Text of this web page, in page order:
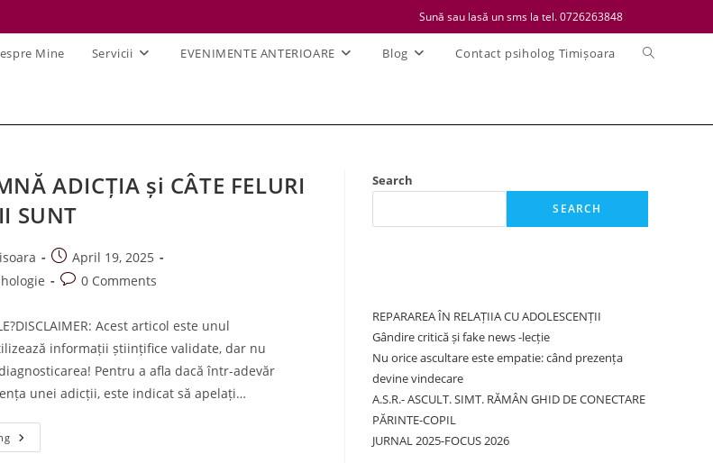
Sună sau lasă un sms la tel. 0726263848
Mine Servicii EVENIMENTE ANTERIOARE Blog Contact psiholog Timișoara
Toggle
ADICȚIA și CÂTE FELURI
SUNT
Post
published:
April 19, 2025
Post0 Comments
Acest articol este unul
informații științifice validate, dar nu
Pentru a afla dacă într-adevăr
unei adicții, este indicat să apelați…
CE
ÎNSEAMNĂ
Search
SEARCH
REPARAREA ÎN RELAȚIIA CU ADOLESCENȚII
Gândire critică și fake news -lecție
Nu orice ascultare este empatie: când prezența
devine vindecare
A.S.R.- ASCULT. SIMT. RĂMÂN GHID DE CONECTARE
PĂRINTE-COPIL
JURNAL 2025-FOCUS 2026